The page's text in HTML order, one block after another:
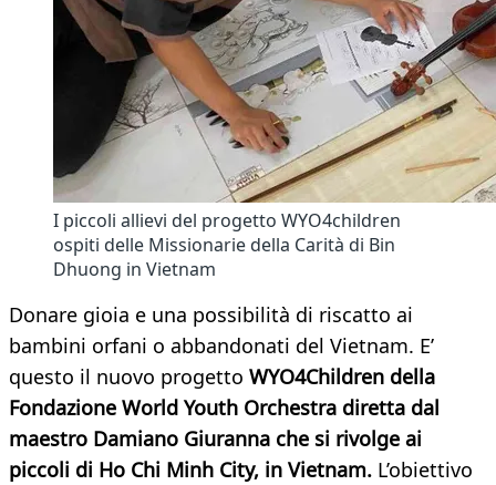
I piccoli allievi del progetto WYO4children
ospiti delle Missionarie della Carità di Bin
Dhuong in Vietnam
Donare gioia e una possibilità di riscatto ai
bambini orfani o abbandonati del Vietnam. E’
questo il nuovo progetto WYO4Children della
Fondazione World Youth Orchestra diretta dal
maestro Damiano Giuranna che si rivolge ai
piccoli di Ho Chi Minh City, in Vietnam. L’obiettivo